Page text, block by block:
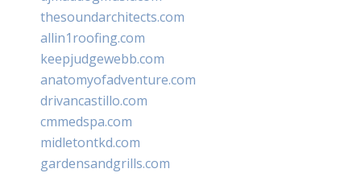
thesoundarchitects.com
allin1roofing.com
keepjudgewebb.com
anatomyofadventure.com
drivancastillo.com
cmmedspa.com
midletontkd.com
gardensandgrills.com